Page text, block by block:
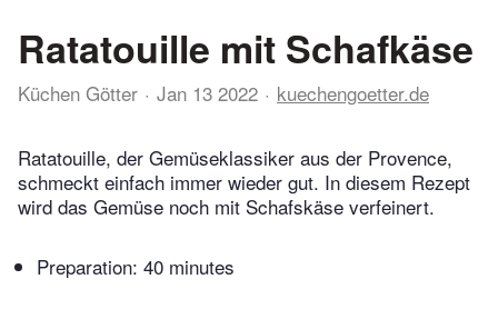
Ratatouille mit Schafkäse
Küchen Götter Jan 13 2022 kuechengoetter.de
Ratatouille, der Gemüseklassiker aus der Provence,
schmeckt einfach immer wieder gut. In diesem Rezept
wird das Gemüse noch mit Schafskäse verfeinert.
Preparation: 40 minutes